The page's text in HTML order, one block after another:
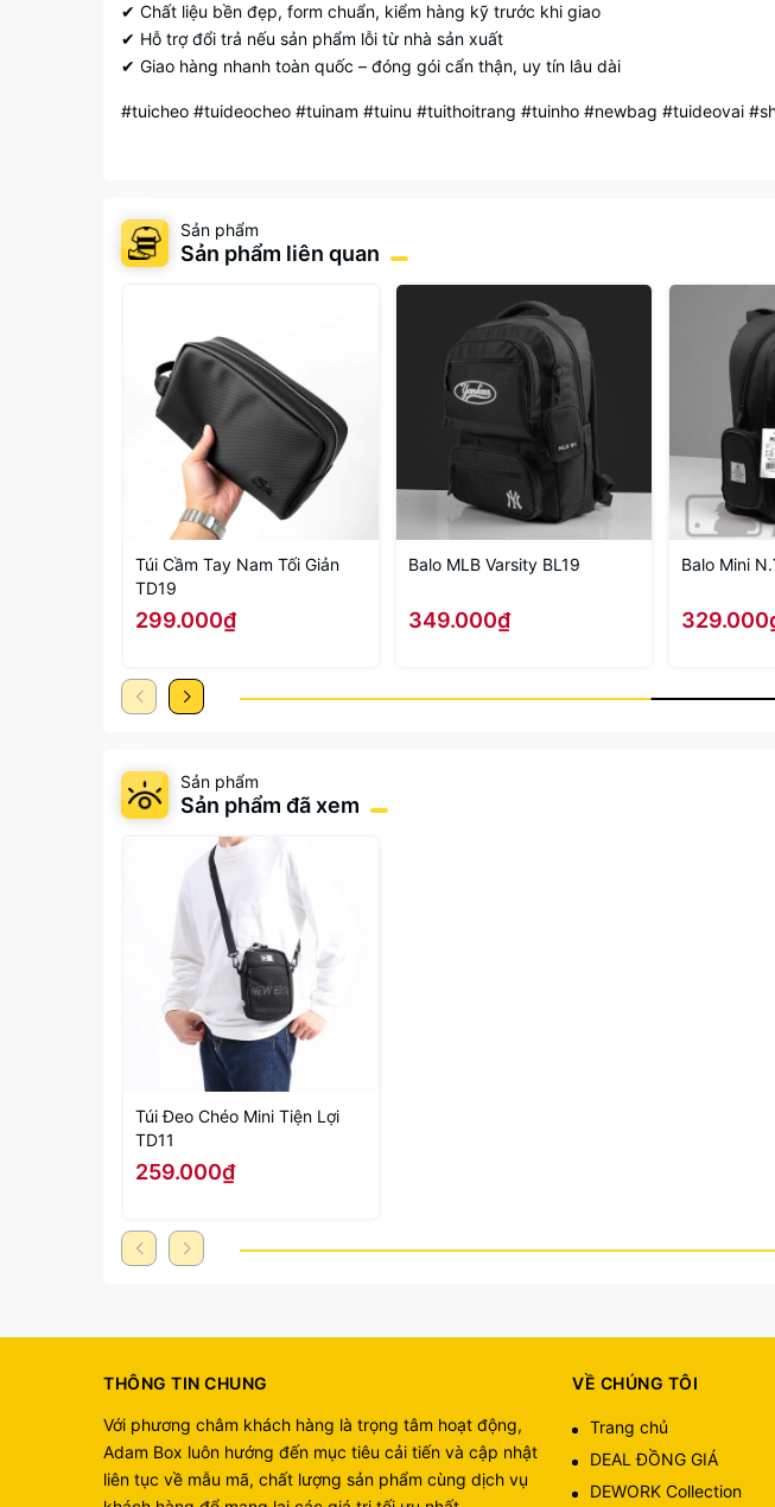
✔ Chất liệu bền đẹp, form chuẩn, kiểm hàng kỹ trước khi giao
✔ Hỗ trợ đổi trả nếu sản phẩm lỗi từ nhà sản xuất
✔ Giao hàng nhanh toàn quốc – đóng gói cẩn thận, uy tín lâu dài
#tuicheo #tuideocheo #tuinam #tuinu #tuithoitrang #tuinho #newbag #tuideovai
Sản phẩm
Sản phẩm liên quan
Túi Cầm Tay Nam Tối Giản
TD19
299.000₫
Balo MLB Varsity BL19
349.000₫
Balo Mini
Sản phẩm
Sản phẩm đã xem
Túi Đeo Chéo Mini Tiện Lợi
TD11
259.000₫
THÔNG TIN CHUNG
Với phương châm khách hàng là trọng tâm hoạt động,
Adam Box luôn hướng đến mục tiêu cải tiến và cập nhật
liên tục về mẫu mã, chất lượng sản phẩm cùng dịch vụ
VỀ CHÚNG TÔI
Trang chủ
DEAL ĐỒNG GIÁ
DEWORK Collection